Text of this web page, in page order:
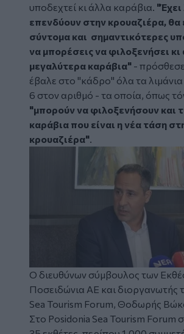
υποδεχτεί κι άλλα καράβια. "Έχει
επενδύουν στην κρουαζιέρα, θα
σύντομα και σημαντικότερες
να μπορέσεις να φιλοξενήσει κι
μεγαλύτερα καράβια" -
έβαλε στο "κάδρο" όλα τα
6 στον αριθμό - τα οποία, όπως
"μπορούν να φιλοξενήσουν και
καράβια που είναι η νέα τάση
κρουαζιέρα".
Ο διευθύνων σύμβουλος των
Ποσειδώνια ΑΕ και διοργανωτής
Sea Tourism Forum, Θοδωρής
Στο Posidonia Sea Tourism Forum